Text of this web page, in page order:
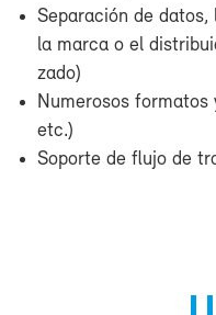
Se­pa­ra­ción de
la mar­ca o el
za­do)
Nu­me­ro­sos for­ma­tos
etc.)
So­por­te de flu­jo de